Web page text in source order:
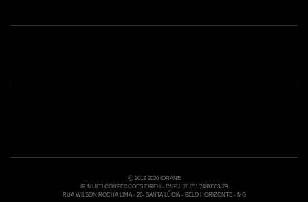
Nossas Lojas
Ⓒ 2012-2020 IORANE
IR MULTI CONFECCOES EIRELI - CNPJ: 26.051.748/0003-79
RUA WILSON ROCHA LIMA - 26- SANTA LÚCIA - BELO HORIZONTE - MG